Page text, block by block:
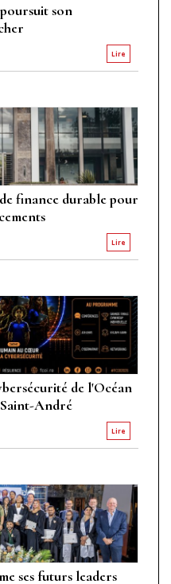
son
Lire
finance durable pour
Lire
de l'Océan
André
Lire
ses futurs leaders